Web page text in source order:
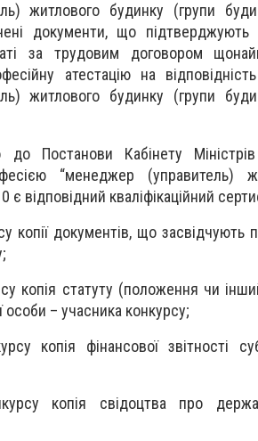
житлового будинку (групи
документи, що підтверджують
за трудовим договором
атестацію на
житлового будинку (групи
до Постанови Кабінету
“менеджер (управитель)
відповідний кваліфікаційний
копії документів, що засвідчують
копія статуту (положення чи
– учасника конкурсу;
копія фінансової звітності
копія свідоцтва про